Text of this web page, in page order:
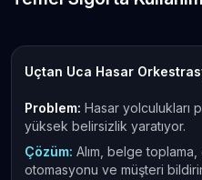
Uçtan Uca Hasar
Problem: Hasar yolculukları
yüksek belirsizlik yaratıyor.
Çözüm: Alım, belge toplama,
otomasyonu ve müşteri